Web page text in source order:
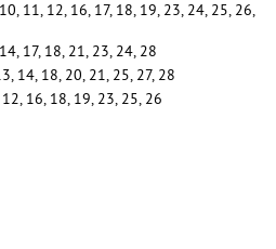
11, 12, 16, 17, 18, 19, 23, 24, 25, 26,
17, 18, 21, 23, 24, 28
14, 18, 20, 21, 25, 27, 28
16, 18, 19, 23, 25, 26